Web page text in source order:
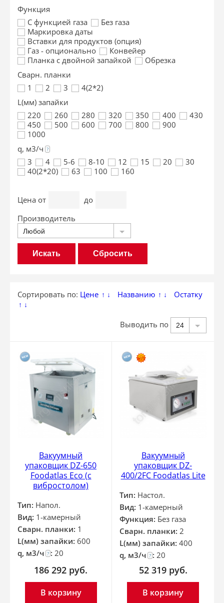
Функция
С функцией газа
Без газа
Маркировка даты
Вставки для продуктов (опция)
Газ - опционально
Конвейер
Планка с двойной запайкой
Обрезка
Сварн. планки
1
2 3
4(2*2)
L(мм) запайки
220
260 280 320 350 400
430
450
500 600 700 800
900
1000
q, м3/ч ?
3 4 5-6 8-10 12 15 20
30
40(2*20)
63 100 160
Цена от
до
Производитель
Любой
Сбросить
Сортировать по: Цене ↑ ↓ Названию ↑ ↓ Остатку
↑ ↓
Выводить по 24
Вакуумный
упаковщик DZ-650
Foodatlas Eco (с
вибростолом)
Тип: Напол.
Вид: 1-камерный
Сварн. планки: 1
L(мм) запайки: 600
q, м3/ч ? : 20
186 292 руб.
В корзину
Вакуумный
упаковщик DZ-
400/2FC Foodatlas Lite
Тип: Настол.
Вид: 1-камерный
Функция: Без газа
Сварн. планки: 2
L(мм) запайки: 400
q, м3/ч ? : 20
52 319 руб.
В корзину